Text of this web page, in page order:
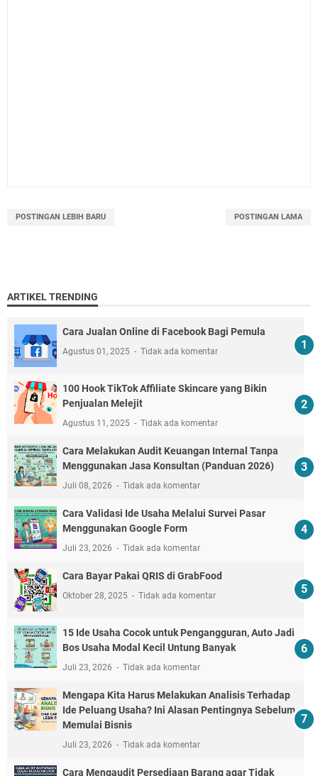
POSTINGAN LEBIH BARU POSTINGAN LAMA
ARTIKEL TRENDING
Cara Jualan Online di Facebook Bagi Pemula
Agustus 01, 2025 Tidak ada komentar
100 Hook TikTok Affiliate Skincare yang Bikin
Penjualan Melejit
Agustus 11, 2025 Tidak ada komentar
Cara Melakukan Audit Keuangan Internal Tanpa
Menggunakan Jasa Konsultan (Panduan 2026)
Juli 08, 2026 Tidak ada komentar
Cara Validasi Ide Usaha Melalui Survei Pasar
Menggunakan Google Form
Juli 23, 2026 Tidak ada komentar
Cara Bayar Pakai QRIS di GrabFood
Oktober 28, 2025 Tidak ada komentar
15 Ide Usaha Cocok untuk Pengangguran, Auto Jadi
Bos Usaha Modal Kecil Untung Banyak
Juli 23, 2026 Tidak ada komentar
Mengapa Kita Harus Melakukan Analisis Terhadap
Ide Peluang Usaha? Ini Alasan Pentingnya Sebelum
Memulai Bisnis
Juli 23, 2026 Tidak ada komentar
Cara Mengaudit Persediaan Barang agar Tidak